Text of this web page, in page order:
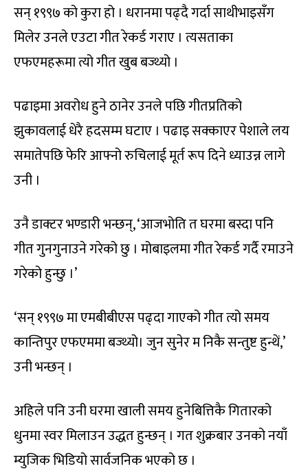
सन् १९९७ को कुरा हो । धरानमा पढ्दै गर्दा साथीभाइसँग
मिलेर उनले एउटा गीत रेकर्ड गराए । त्यसताका
एफएमहरूमा त्यो गीत खुब बज्थ्यो ।
पढाइमा अवरोध हुने ठानेर उनले पछि गीतप्रतिको
झुकावलाई धेरै हदसम्म घटाए । पढाइ सक्काएर पेशाले लय
समातेपछि फेरि आफ्नो रुचिलाई मूर्त रूप दिने ध्याउन्न लागे
उनी ।
उनै डाक्टर भण्डारी भन्छन्, ‘आजभोति त घरमा बस्दा पनि
गीत गुनगुनाउने गरेको छु । मोबाइलमा गीत रेकर्ड गर्दै रमाउने
गरेको हुन्छु ।’
‘सन् १९९७ मा एमबीबीएस पढ्दा गाएको गीत त्यो समय
कान्तिपुर एफएममा बज्थ्यो। जुन सुनेर म निकै सन्तुष्ट हुन्थें,’
उनी भन्छन् ।
अहिले पनि उनी घरमा खाली समय हुनेबित्तिकै गितारको
धुनमा स्वर मिलाउन उद्धत हुन्छन् । गत शुक्रबार उनको नयाँ
म्युजिक भिडियो सार्वजनिक भएको छ ।